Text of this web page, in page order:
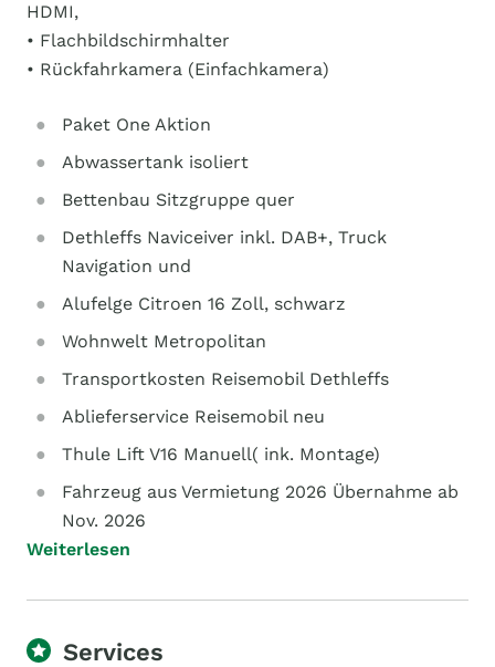
HDMI,
• Flachbildschirmhalter
• Rückfahrkamera (Einfachkamera)
Paket One Aktion
Abwassertank isoliert
Bettenbau Sitzgruppe quer
Dethleffs Naviceiver inkl. DAB+, Truck
Navigation und
Alufelge Citroen 16 Zoll, schwarz
Wohnwelt Metropolitan
Transportkosten Reisemobil Dethleffs
Ablieferservice Reisemobil neu
Thule Lift V16 Manuell( ink. Montage)
Fahrzeug aus Vermietung 2026 Übernahme ab
Nov. 2026
Weiterlesen
Services